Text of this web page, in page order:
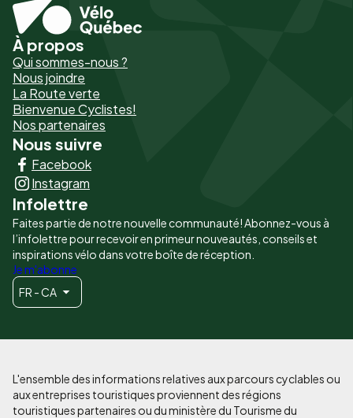
Pied
de
page
-
Liens
principaux
À propos
Qui sommes-nous ?
Nous joindre
La Route verte
Bienvenue Cyclistes!
Nos partenaires
Nous suivre
Facebook
Instagram
Infolettre
Faites partie de notre nouvelle communauté! Abonnez-vous à
l’infolettre pour recevoir en primeur nouveautés, conseils et
inspirations vélo dans votre boîte de réception.
Je m'abonne
FR - CA
L'ensemble des informations relatives aux parcours cyclables ou
aux entreprises touristiques proviennent des régions
touristiques partenaires ou du ministère du Tourisme du